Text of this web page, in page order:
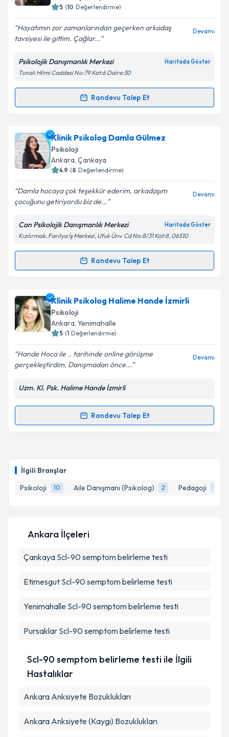
İlgili Branşlar
Psikoloji
10 Aile Danışmanı (Psikolog) 2 Pedagoji 1
Kişisel verilerimin işlenmesine ilişkin
Aydınlatma
Metni'ni okudum ve kişisel verilerimin belirtilen
kapsamda işlenmesini kabul ediyorum.
5 (10 Değerlendirme)
Hayatımın zor zamanlarından geçerken arkadaş
tavsiyesi ile gittim. Çağlar...
Devamı
Psikolojik Danışmanlık Merkezi Haritada Göster
Tunalı Hilmi Caddesi No:79 Kat:6 Daire:30
Randevu Talep Et
Randevu Takvimi Talebi
Psk. Çağlar Paksoyiçin randevu takvimi talebi
oluşturun. Size bu uzmandan randevu almanız için bir
takvim hazırlandığında e-posta ile bilgilendireceğiz.
Kişisel verilerimin işlenmesine ilişkin
Aydınlatma
Metni'ni okudum ve kişisel verilerimin belirtilen
kapsamda işlenmesini kabul ediyorum.
Klinik Psikolog Damla Gülmez
Psikoloji
Ankara, Çankaya
4.9 (8 Değerlendirme)
Damla hocaya çok teşekkür ederim, arkadaşım
çocuğunu getiriyordu biz de...
Devamı
Can Psikolojik Danışmanlık Merkezi Haritada Göster
Kızılırmak, Farilya İş Merkezi, Ufuk Ünv. Cd No:8/31 Kat:8, 06510
Randevu Talep Et
Randevu Takvimi Talebi
Klinik Psikolog Damla Gülmeziçin randevu takvimi
talebi oluşturun. Size bu uzmandan randevu almanız
için bir takvim hazırlandığında e-posta ile
bilgilendireceğiz.
E-posta Adresiniz
'ni okudum ve kişisel verilerimin belirtilen
kapsamda işlenmesini kabul ediyorum.
Klinik Psikolog Halime Hande İzmirli
Psikoloji
Ankara, Yenimahalle
5 (1 Değerlendirme)
Hande Hoca ile .. tarihinde online görüşme
gerçekleştirdim. Danışmadan önce...
Devamı
Uzm. Kl. Psk. Halime Hande İzmirli
Randevu Talep Et
Randevu Takvimi Talebi
almanız için bir takvim hazırlandığında e-posta ile
bilgilendireceğiz.
E-posta Adresiniz
Kişisel verilerimin işlenmesine ilişkinAydınlatma
kapsamda işlenmesini kabul ediyorum.
Takvim Talebini Gönder
Ankara İlçeleri
Çankaya Scl-90 semptom belirleme testi
Etimesgut Scl-90 semptom belirleme testi
Yenimahalle Scl-90 semptom belirleme testi
Pursaklar Scl-90 semptom belirleme testi
Scl-90 semptom belirleme testi ile İlgili
Hastalıklar
Ankara Anksiyete Bozuklukları
Ankara Anksiyete (Kaygı) Bozuklukları